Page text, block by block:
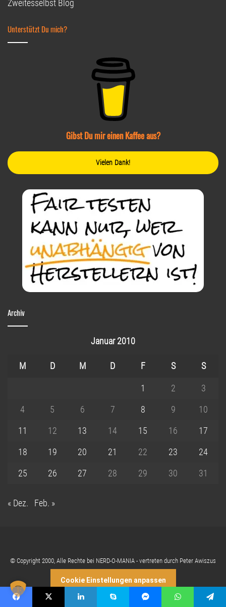
Zweitesselbst Blog
Unterstützt Du mich?
Gibst Du mir einen Kaffee aus?
Vielen Dank!
Archiv
Januar 2010
M D M D F S S
1 2
3
4
5 6 7 8 9
10
11
12 13 14 15 16
17
18
19 20 21 22 23
24
25
26 27 28 29 30 31
« Dez. Feb. »
© Copyright 2000, Alle Rechte bei NERD-O-MANIA - vertreten durch Peter Awiszus
Cookie Einstellungen anpassen